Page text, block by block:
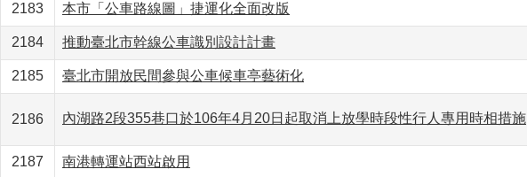
2183 本市「公車路線圖」捷運化全面改版
2184 推動臺北市幹線公車識別設計計畫
2185 臺北市開放民間參與公車候車亭藝術化
2186 內湖路2段355巷口於106年4月20日起取消上放學時段性行人專用時相措施
2187 南港轉運站西站啟用